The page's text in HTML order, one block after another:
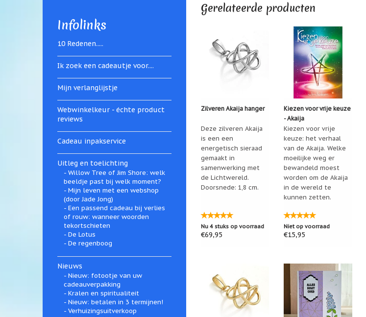
Infolinks
10 Redenen.....
Ik zoek een cadeautje voor....
Mijn verlanglijstje
Webwinkelkeur - échte product
reviews
Cadeau inpakservice
Uitleg en toelichting
Willow Tree of Jim Shore: welk
beeldje past bij welk moment?
Mijn leven met een webshop
(door Jade Jong)
Een passend cadeau bij verlies
of rouw: wanneer woorden
tekortschieten
De Lotus
De regenboog
Nieuws
Nieuw: fotootje van uw
cadeauverpakking
Kralen en spiritualiteit
Nieuw: betalen in 3 termijnen!
Verhuizingsuitverkoop
Gerelateerde producten
Zilveren Akaija hanger
Deze zilveren Akaija
is een een
energetisch sieraad
gemaakt in
samenwerking met
de Lichtwereld.
Doorsnede: 1,8 cm.
Nu 4 stuks op voorraad
€69,95
Kiezen voor vrije keuze
- Akaija
Kiezen voor vrije
keuze: het verhaal
van de Akaija. Welke
moeilijke weg er
bewandeld moest
worden om de Akaija
in de wereld te
kunnen zetten.
Niet op voorraad
€15,95